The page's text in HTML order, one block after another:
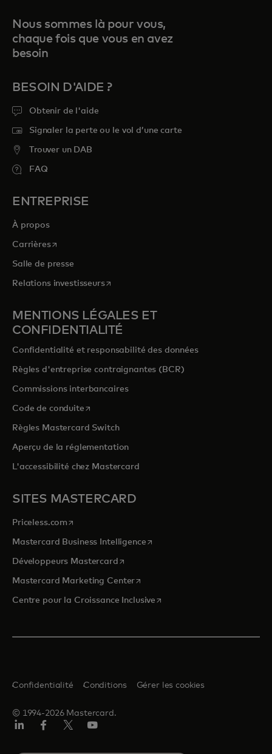
Nous sommes là pour vous,
chaque fois que vous en avez
besoin
BESOIN D'AIDE ?
Obtenir de l'aide
Signaler la perte ou le vol d’une carte
Trouver un DAB
FAQ
ENTREPRISE
À propos
Carrièress’ouvre dans un nouvel onglet
Salle de presse
Relations investisseurss’ouvre dans un nouvel onglet
MENTIONS LÉGALES ET
CONFIDENTIALITÉ
Confidentialité et responsabilité des données
Règles d'entreprise contraignantes (BCR)
Commissions interbancaires
Code de conduites’ouvre dans un nouvel onglet
Règles Mastercard Switch
Aperçu de la réglementation
L'accessibilité chez Mastercard
SITES MASTERCARD
Priceless.com s’ouvre dans un nouvel onglet
Mastercard Business Intelligences’ouvre dans un nouvel onglet
Développeurs Mastercards’ouvre dans un nouvel onglet
Mastercard Marketing Centers’ouvre dans un nouvel onglet
Centre pour la Croissance Inclusive s’ouvre dans un nouvel
© 1994-2026 Mastercard.
Confidentialité Conditions Gérer les cookies